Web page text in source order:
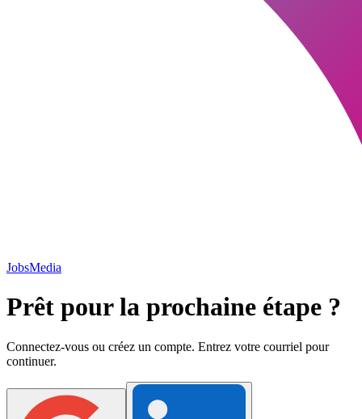
JobsMedia
Prêt pour la prochaine étape ?
Connectez-vous ou créez un compte. Entrez votre courriel pour
continuer.